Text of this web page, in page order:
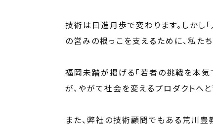
技術は日進月歩で変わります。しかし
の営みの根っこを支えるために、私た
福岡未踏が掲げる「若者の挑戦を本気
が、やがて社会を変えるプロダクトへ
また、弊社の技術顧問でもある荒川